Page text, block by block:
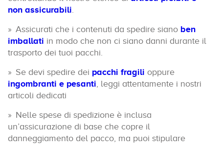
non assicurabili.
Assicurati che i contenuti da spedire siano ben
imballati in modo che non ci siano danni durante il
trasporto dei tuoi pacchi.
Se devi spedire dei pacchi fragili oppure
ingombranti e pesanti, leggi attentamente i nostri
articoli dedicati
Nelle spese di spedizione è inclusa
un’assicurazione di base che copre il
danneggiamento del pacco, ma puoi stipulare